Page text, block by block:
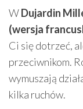
WDujardin
(wersja
Ci się dotrzeć,
przeciwnikom.
wymuszają
kilka ruchów.